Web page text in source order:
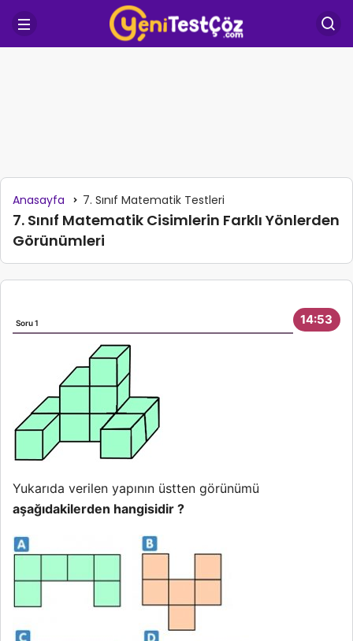
Anasayfa 7. Sınıf Matematik Testleri
7. Sınıf Matematik Cisimlerin Farklı Yönlerden
Görünümleri
14:53
Soru 1
Yukarıda verilen yapının üstten görünümü
aşağıdakilerden hangisidir ?